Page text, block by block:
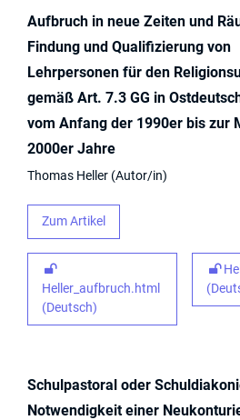
Aufbruch in neue Zeiten und
Findung und Qualifizierung von
Lehrpersonen für den
gemäß Art. 7.3 GG in
vom Anfang der 1990er bis zur
2000er Jahre
Thomas Heller Autor/in
Zum Artikel
Heller_aufbruch.html
(Deutsch)
Schulpastoral oder
Notwendigkeit einer